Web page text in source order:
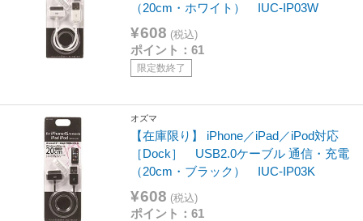
（20cm・ホワイト） IUC-IP03W
¥608 (税込)
ポイント：61
限定数終了
オズマ
【在庫限り】 iPhone／iPad／iPod対応
［Dock］ USB2.0ケーブル 通信・充電
（20cm・ブラック） IUC-IP03K
¥608 (税込)
ポイント：61